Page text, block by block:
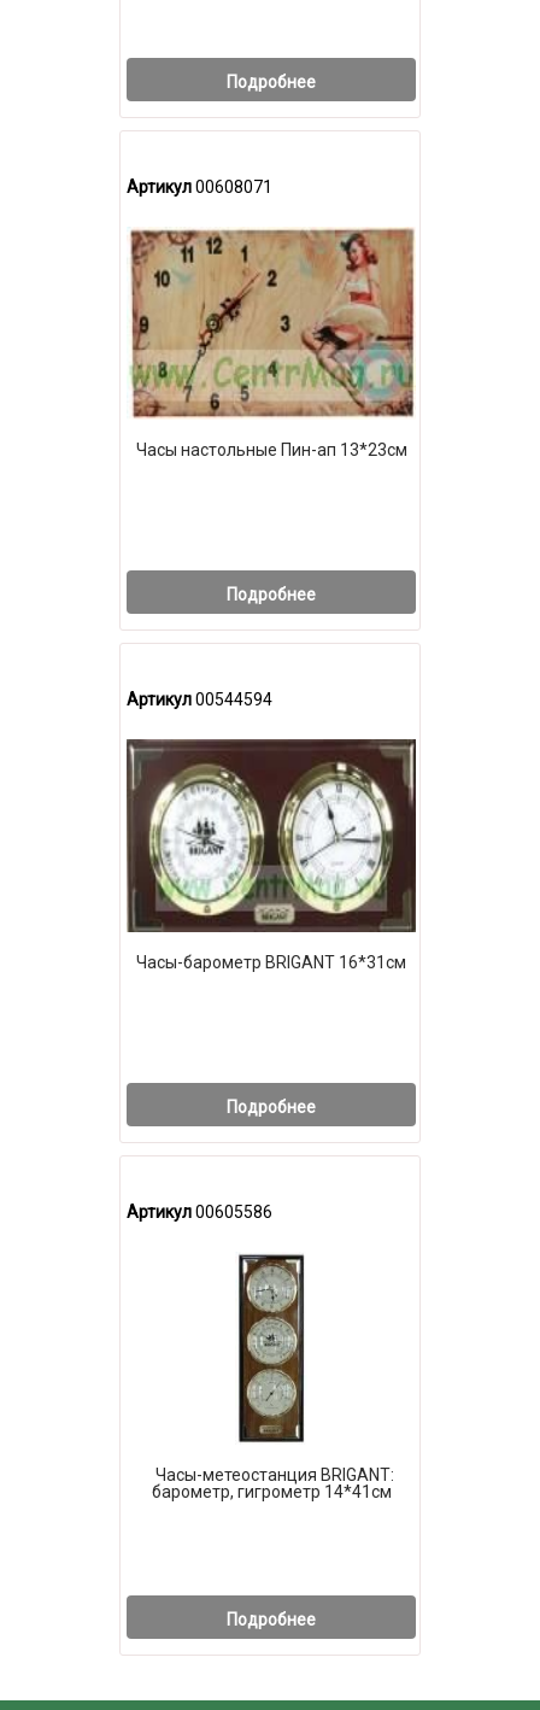
Подробнее
Артикул00608071
Часы настольные Пин-ап 13*23см
Подробнее
Артикул00544594
Часы-барометр BRIGANT 16*31см
Подробнее
Артикул00605586
Часы-метеостанция BRIGANT:
барометр, гигрометр 14*41см
Подробнее